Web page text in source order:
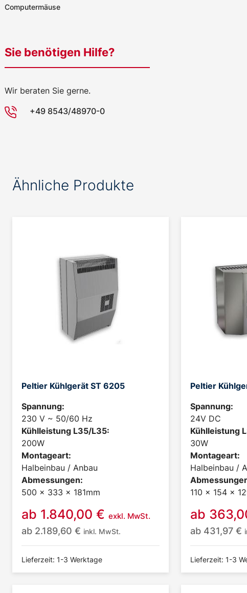
Computermäuse
Sie benötigen Hilfe?
Wir beraten Sie gerne.
+49 8543/48970-0
Ähnliche Produkte
Peltier Kühlgerät ST 6205
Spannung:
230 V ~ 50/60 Hz
Kühlleistung L35/L35:
200W
Montageart:
Halbeinbau / Anbau
Abmessungen:
500 x 333 x 181mm
ab 1.840,00 € exkl. MwSt.
ab 2.189,60 € inkl. MwSt.
Lieferzeit: 1-3 Werktage
Peltier
Spannung:
24V DC
Kühlleistung
30W
Montageart:
Halbeinbau /
110 x 154 x
ab
ab 431,97 €
Lieferzeit: 1-3